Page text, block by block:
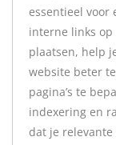
essentieel voor
interne links op
plaatsen, help
website beter
pagina’s te
indexering en
dat je